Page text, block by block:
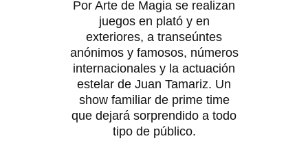
Por Arte de Magia se realizan
juegos en plató y en
exteriores, a transeúntes
anónimos y famosos, números
internacionales y la actuación
estelar de Juan Tamariz. Un
show familiar de prime time
que dejará sorprendido a todo
tipo de público.